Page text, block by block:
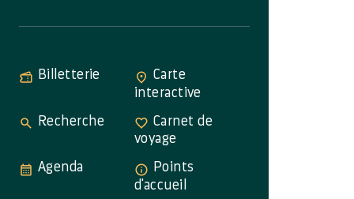
Billetterie
Carte
interactive
Recherche
Carnet de
voyage
Agenda
Points
d'accueil